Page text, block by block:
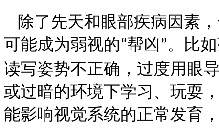
除了先天和眼部疾病因素
可能成为弱视的“帮凶”。比
读写姿势不正确，过度用眼
或过暗的环境下学习、玩耍
能影响视觉系统的正常发育